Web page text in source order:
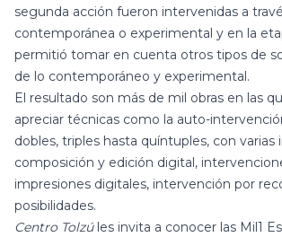
segunda acción fueron intervenidas a
contemporánea o experimental y en la
permitió tomar en cuenta otros tipos de
de lo contemporáneo y experimental.
El resultado son más de mil obras en las
apreciar técnicas como la auto-
dobles, triples hasta quíntuples, con varias
composición y edición digital,
impresiones digitales, intervención por
posibilidades.
Centro Tolzúles invita a conocer las Mil1